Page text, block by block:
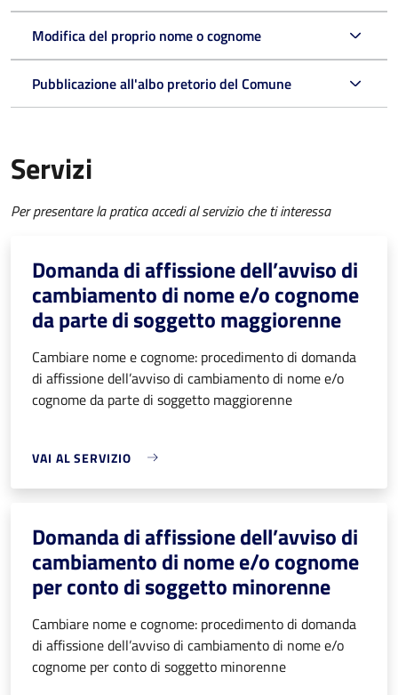
Modifica del proprio nome o cognome
Pubblicazione all'albo pretorio del Comune
Servizi
Per presentare la pratica accedi al servizio che ti interessa
Domanda di affissione dell’avviso di
cambiamento di nome e/o cognome
da parte di soggetto maggiorenne
Cambiare nome e cognome: procedimento di domanda
di affissione dell’avviso di cambiamento di nome e/o
cognome da parte di soggetto maggiorenne
VAI AL SERVIZIO
Domanda di affissione dell’avviso di
cambiamento di nome e/o cognome
per conto di soggetto minorenne
Cambiare nome e cognome: procedimento di domanda
di affissione dell’avviso di cambiamento di nome e/o
cognome per conto di soggetto minorenne